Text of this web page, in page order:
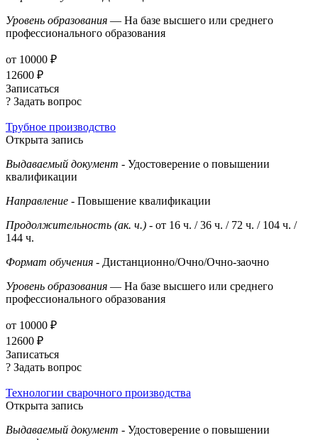
Уровень образования — На базе высшего или среднего
профессионального образования
от 10000 ₽
12600 ₽
Записаться
? Задать вопрос
Трубное производство
Открыта запись
Выдаваемый документ - Удостоверение о повышении
квалификации
Направление - Повышение квалификации
Продолжительность (ак. ч.) - от 16 ч. / 36 ч. / 72 ч. / 104 ч. /
144 ч.
Формат обучения - Дистанционно/Очно/Очно-заочно
Уровень образования — На базе высшего или среднего
профессионального образования
от 10000 ₽
12600 ₽
Записаться
? Задать вопрос
Технологии сварочного производства
Открыта запись
Выдаваемый документ - Удостоверение о повышении